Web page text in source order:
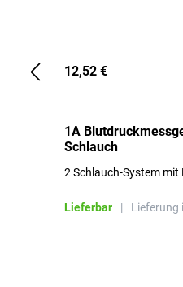
12,52 €
1A
Schlauch
2 Schlauch-System
Lieferbar | Lieferung